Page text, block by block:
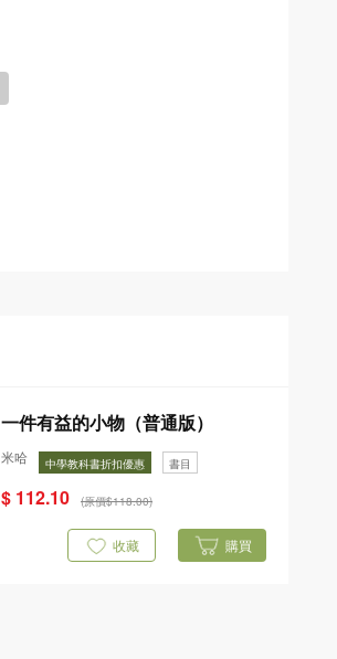
一件有益的小物（普通版）
米哈 中學教科書折扣優惠 書目
$ 112.10 (原價$118.00)
收藏 購買